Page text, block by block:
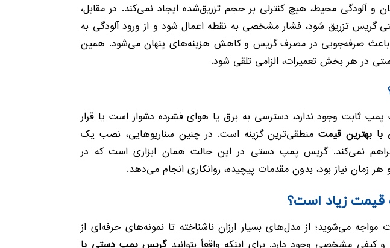
و آلودگی محیط، هیچ کنترلی بر حجم تزریق‌شده ایجاد نمی‌کند. در مقابل،
گریس تزریق شود، فشار مشخصی به نقطه اعمال شود و از ورود آلودگی به
باعث صرفه‌جویی در مصرف گریس و کاهش هزینه‌های پنهان می‌شود. همین
در هر بخش تعمیرات، الزامی تلقی شود.
ثابت وجود ندارد، دسترسی به برق یا هوای فشرده دشوار است یا قرار
بهترین قیمتمنطقی‌ترین گزینه است. در چنین سناریوهایی، نصب یک
نمی‌کند. گریس پمپ دستی در این حالت همان ابزاری است که در
زمان نیاز بود، بدون مقدمات پیچیده، روانکاری انجام می‌دهد.
زیاد است؟
می‌شوید؛ از مدل‌های بسیار ارزان ناشناخته تا نمونه‌های حرفه‌ای از